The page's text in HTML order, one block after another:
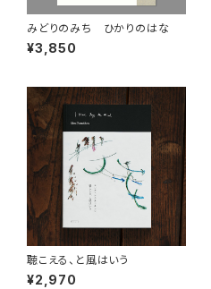
みどりのみち ひかりのはな
¥3,850
聴こえる、と風はいう
¥2,970